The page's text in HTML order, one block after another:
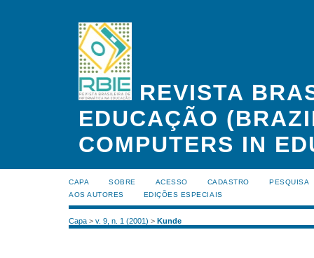
REVISTA
EDUCAÇÃO
COMPUTERS IN
CAPA SOBRE ACESSO CADASTRO
PESQUISA
AOS AUTORES
EDIÇÕES ESPECIAIS
Capa > v. 9, n. 1 (2001) > Kunde